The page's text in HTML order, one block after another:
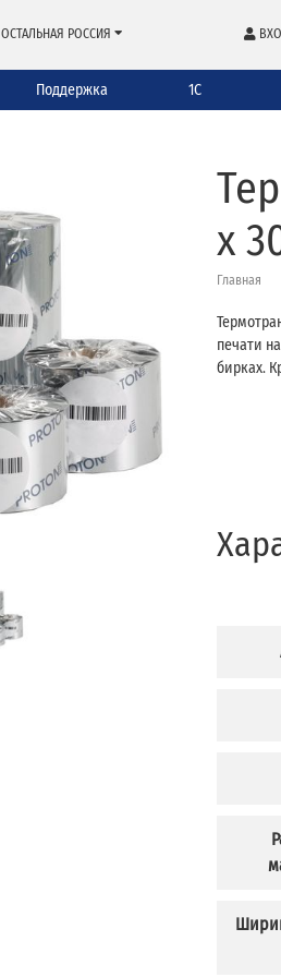
ОСТАЛЬНАЯ РОССИЯ
Поддержка 1С
х
Главная
печати
бирках.